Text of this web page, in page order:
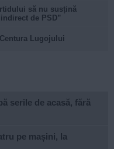
să nu susțină
de PSD”
Lugojului
serile de acasă, fără
pe mașini, la